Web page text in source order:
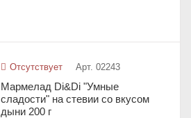
Отсутствует Арт. 02243
Мармелад Di&Di "Умные
сладости" на стевии со вкусом
дыни 200 г